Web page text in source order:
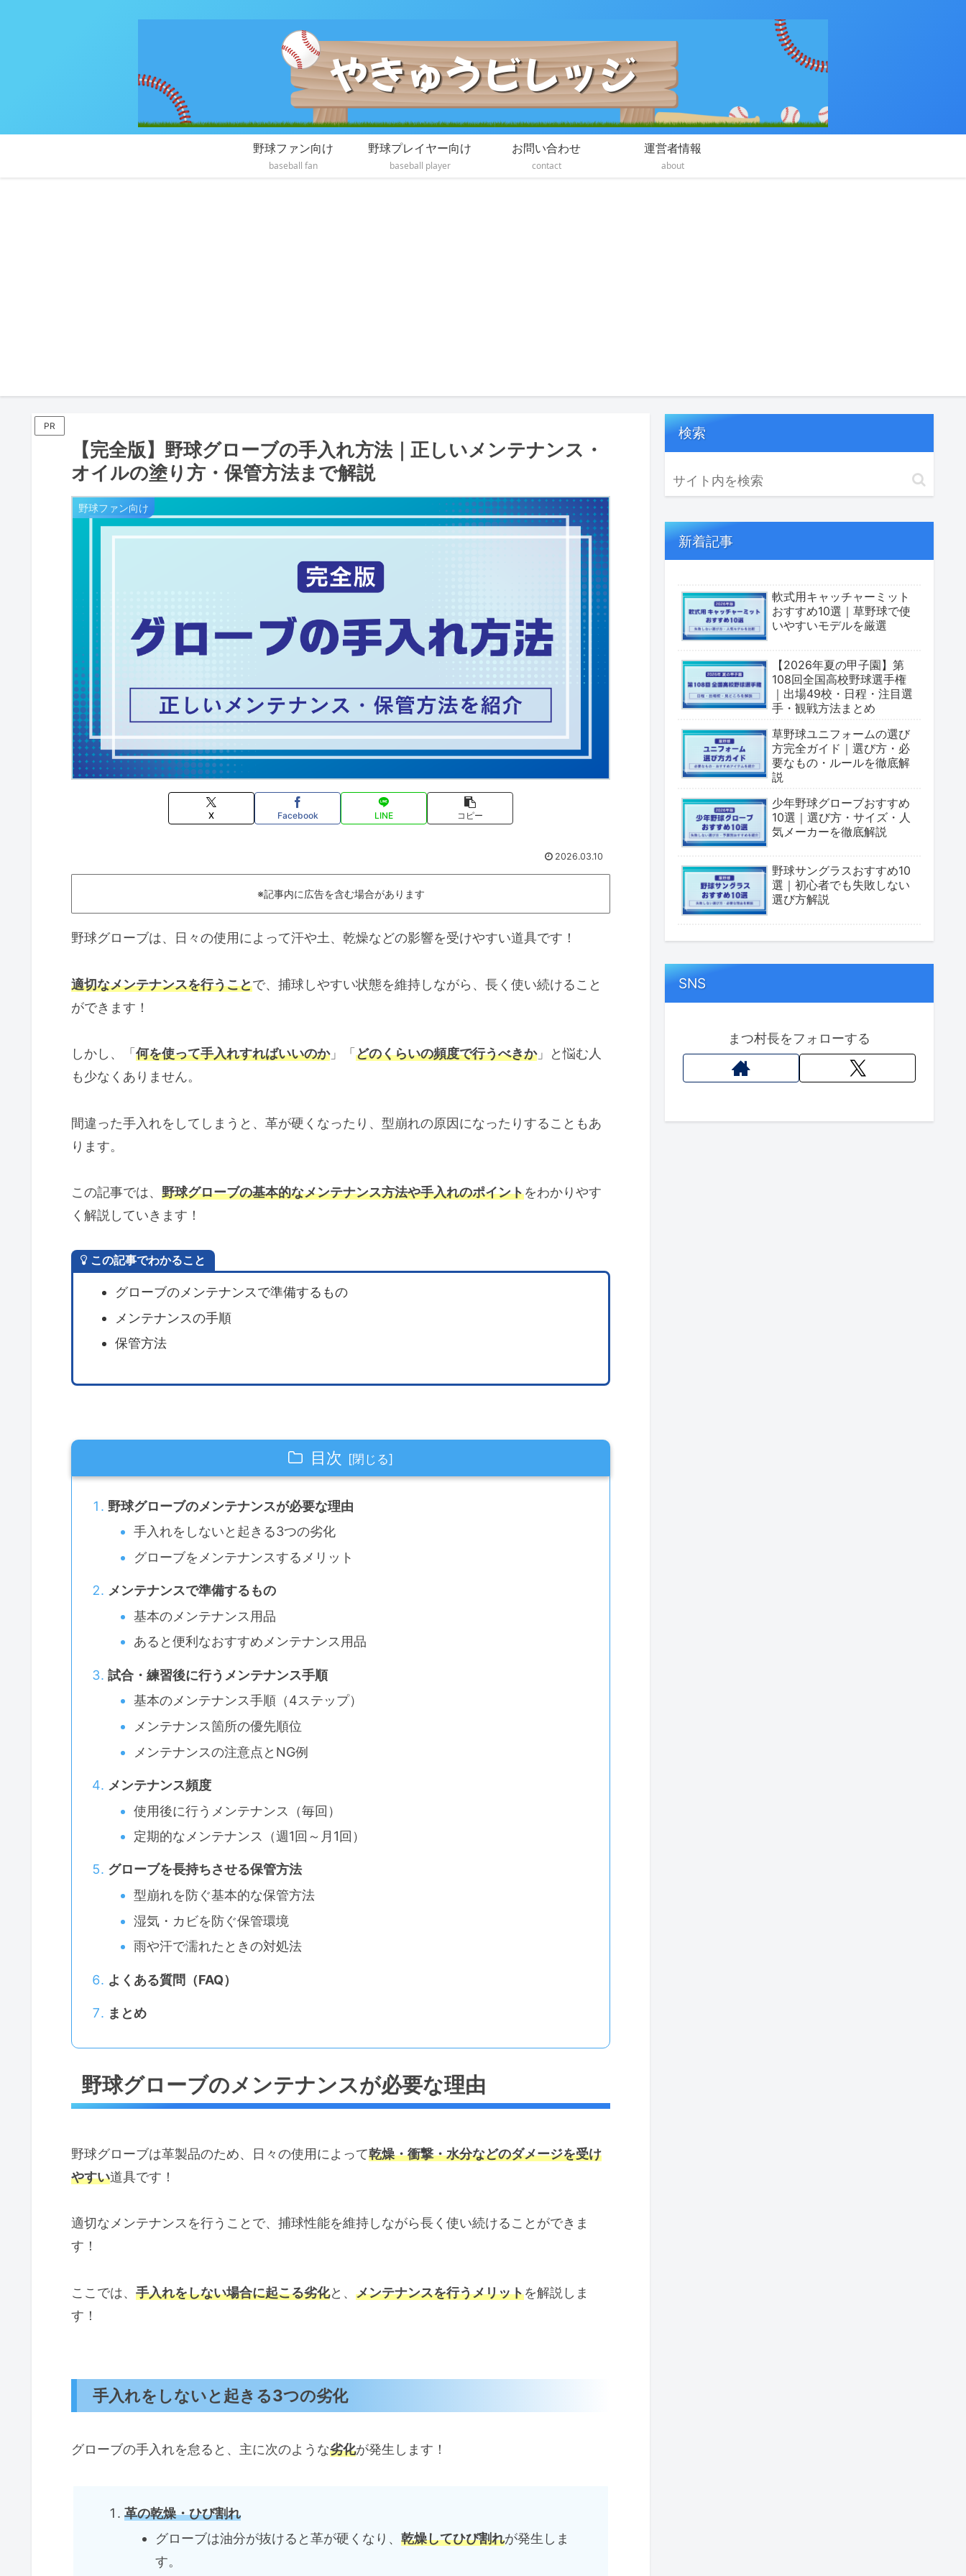
野球ファン向け
baseball fan
野球プレイヤー向け
baseball player
お問い合わせ
contact
運営者情報
about
PR
【完全版】野球グローブの手入れ方法｜正しいメンテナンス・
オイルの塗り方・保管方法まで解説
野球ファン向け
X Facebook LINE コピー
2026.03.10
※記事内に広告を含む場合があります
野球グローブは、日々の使用によって汗や土、乾燥などの影響を受けやすい道具です！
適切なメンテナンスを行うことで、捕球しやすい状態を維持しながら、長く使い続けること
ができます！
しかし、「 何を使って手入れすればいいのか」「 どのくらいの頻度で行うべきか」と悩む人
も少なくありません。
間違った手入れをしてしまうと、革が硬くなったり、型崩れの原因になったりすることもあ
ります。
この記事では、 野球グローブの基本的なメンテナンス方法や手入れのポイントをわかりやす
く解説していきます！
この記事でわかること
グローブのメンテナンスで準備するもの
メンテナンスの手順
保管方法
目次
野球グローブのメンテナンスが必要な理由
手入れをしないと起きる3つの劣化
グローブをメンテナンスするメリット
メンテナンスで準備するもの
基本のメンテナンス用品
あると便利なおすすめメンテナンス用品
試合・練習後に行うメンテナンス手順
基本のメンテナンス手順（4ステップ）
メンテナンス箇所の優先順位
メンテナンスの注意点とNG例
メンテナンス頻度
使用後に行うメンテナンス（毎回）
定期的なメンテナンス（週1回～月1回）
グローブを長持ちさせる保管方法
型崩れを防ぐ基本的な保管方法
湿気・カビを防ぐ保管環境
雨や汗で濡れたときの対処法
よくある質問（FAQ）
まとめ
野球グローブのメンテナンスが必要な理由
野球グローブは革製品のため、日々の使用によって乾燥・衝撃・水分などのダメージを受け
やすい道具です！
適切なメンテナンスを行うことで、捕球性能を維持しながら長く使い続けることができま
す！
ここでは、 手入れをしない場合に起こる劣化と、 メンテナンスを行うメリットを解説しま
す！
手入れをしないと起きる3つの劣化
グローブの手入れを怠ると、主に次のような劣化が発生します！
革の乾燥・ひび割れ
グローブは油分が抜けると革が硬くなり、乾燥してひび割れが発生しま
す。
検索
新着記事
軟式用キャッチャーミット
おすすめ10選｜草野球で使
いやすいモデルを厳選
【2026年夏の甲子園】第
108回全国高校野球選手権
｜出場49校・日程・注目選
手・観戦方法まとめ
草野球ユニフォームの選び
方完全ガイド｜選び方・必
要なもの・ルールを徹底解
説
少年野球グローブおすすめ
10選｜選び方・サイズ・人
気メーカーを徹底解説
野球サングラスおすすめ10
選｜初心者でも失敗しない
選び方解説
SNS
まつ村長をフォローする